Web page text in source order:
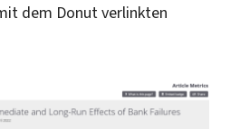
dem Donut verlinkten